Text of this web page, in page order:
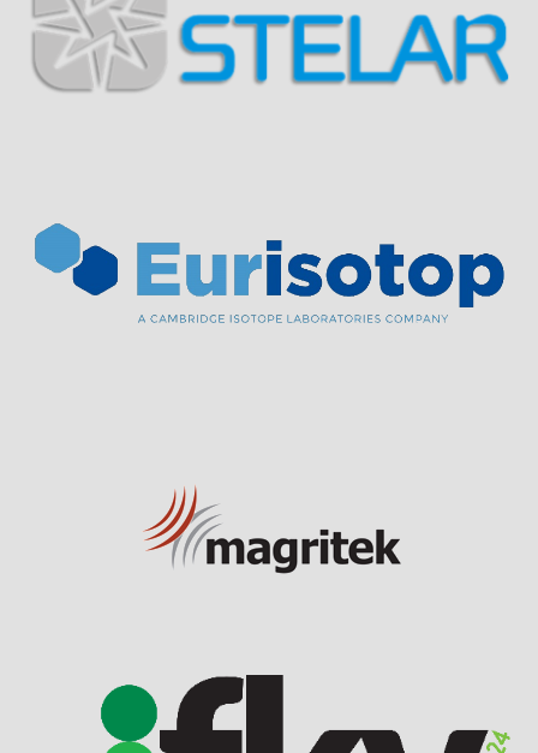
Visit Sponsor Page
Visit Sponsor Page
Visit Sponsor Page